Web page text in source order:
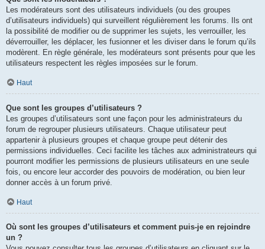
Les modérateurs sont des utilisateurs individuels (ou des groupes
d’utilisateurs individuels) qui surveillent régulièrement les forums. Ils ont
la possibilité de modifier ou de supprimer les sujets, les verrouiller, les
déverrouiller, les déplacer, les fusionner et les diviser dans le forum qu’ils
modèrent. En règle générale, les modérateurs sont présents pour que les
utilisateurs respectent les règles imposées sur le forum.
Haut
Que sont les groupes d’utilisateurs ?
Les groupes d’utilisateurs sont une façon pour les administrateurs du
forum de regrouper plusieurs utilisateurs. Chaque utilisateur peut
appartenir à plusieurs groupes et chaque groupe peut détenir des
permissions individuelles. Ceci facilite les tâches aux administrateurs qui
pourront modifier les permissions de plusieurs utilisateurs en une seule
fois, ou encore leur accorder des pouvoirs de modération, ou bien leur
donner accès à un forum privé.
Haut
Où sont les groupes d’utilisateurs et comment puis-je en rejoindre
un ?